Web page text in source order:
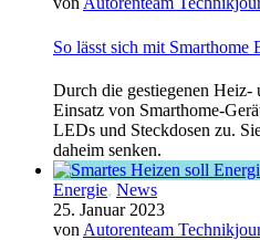
So lässt sich mit Smarthome
Durch die gestiegenen Heiz-
Einsatz von Smarthome-
LEDs und Steckdosen zu.
daheim senken.
Energie, News
25. Januar 2023
von Autorenteam